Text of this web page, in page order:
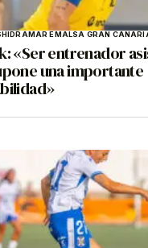
HIDRAMAR EMALSA GRAN
«Ser entrenador
una importante